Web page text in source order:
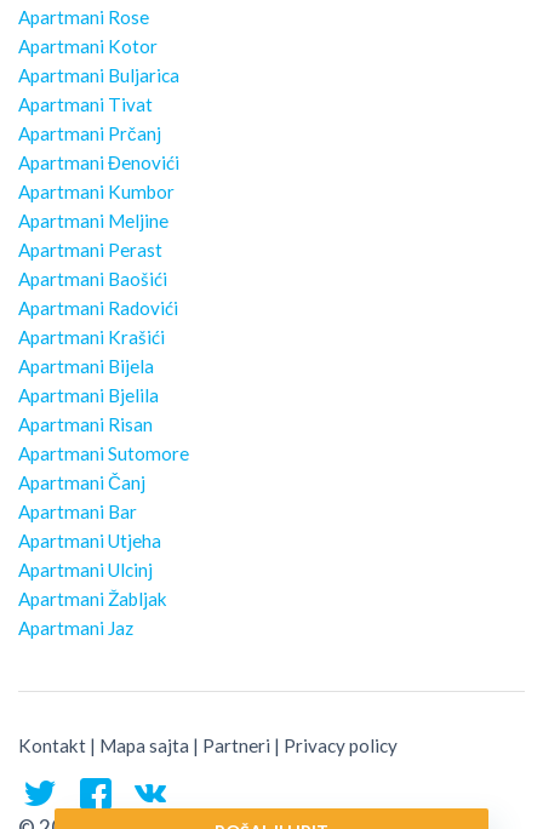
Apartmani Rose
Apartmani Kotor
Apartmani Buljarica
Apartmani Tivat
Apartmani Prčanj
Apartmani Đenovići
Apartmani Kumbor
Apartmani Meljine
Apartmani Perast
Apartmani Baošići
Apartmani Radovići
Apartmani Krašići
Apartmani Bijela
Apartmani Bjelila
Apartmani Risan
Apartmani Sutomore
Apartmani Čanj
Apartmani Bar
Apartmani Utjeha
Apartmani Ulcinj
Apartmani Žabljak
Apartmani Jaz
Kontakt | Mapa sajta | Partneri | Privacy policy